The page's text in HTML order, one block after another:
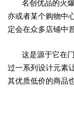
名创优品的火爆
亦或者某个购物中
定会在众多店铺中
这是源于它在门
过一系列设计元素
其优质低价的商品